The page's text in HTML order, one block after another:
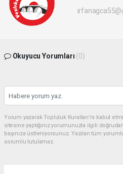
Okuyucu Yorumları (0)
Yorum yazarak Topluluk Kuralları’nı kabul
sitesine yaptığınız yorumunuzla ilgili
başınıza üstleniyorsunuz. Yazılan tüm
sorumlu tutulamaz.